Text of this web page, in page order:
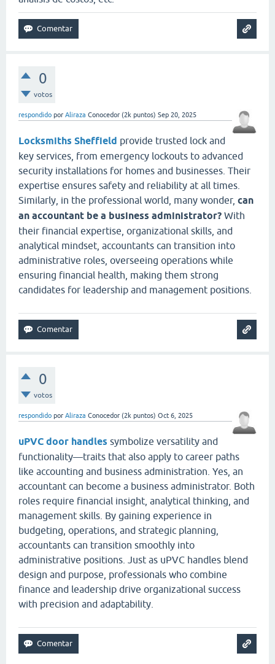
0
votos
respondido por Aliraza Conocedor (2k puntos) Sep 20, 2025
Locksmiths Sheffield provide trusted lock and
key services, from emergency lockouts to advanced
security installations for homes and businesses. Their
expertise ensures safety and reliability at all times.
Similarly, in the professional world, many wonder, can
an accountant be a business administrator? With
their financial expertise, organizational skills, and
analytical mindset, accountants can transition into
administrative roles, overseeing operations while
ensuring financial health, making them strong
candidates for leadership and management positions.
0
votos
respondido por Aliraza Conocedor (2k puntos) Oct 6, 2025
uPVC door handles symbolize versatility and
functionality—traits that also apply to career paths
like accounting and business administration. Yes, an
accountant can become a business administrator. Both
roles require financial insight, analytical thinking, and
management skills. By gaining experience in
budgeting, operations, and strategic planning,
accountants can transition smoothly into
administrative positions. Just as uPVC handles blend
design and purpose, professionals who combine
finance and leadership drive organizational success
with precision and adaptability.